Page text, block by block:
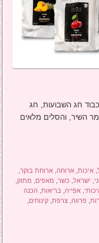
חג השבועות, חג
השיר, והסלים מלאים
,איכות ,ארוחה ,ארוחת בוקר
ישראל כשר מאפים מתוק
,אפייה בריאות הכנה
פרווה ,צרפת ,קינוחים